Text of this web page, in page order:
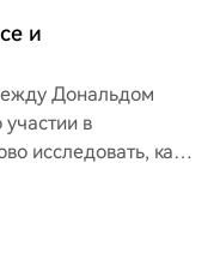
и
Дональдом
в
исследовать, как